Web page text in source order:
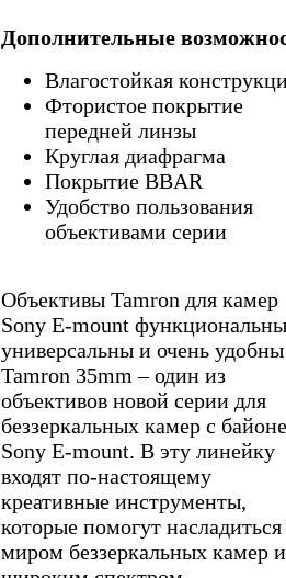
Дополнительные
Влагостойкая
Фтористое покрытие
передней линзы
Круглая диафрагма
Покрытие BBAR
Удобство пользования
объективами серии
Объективы Tamron для камер
Sony E-mount
универсальны и очень
Tamron 35mm – один из
объективов новой серии для
беззеркальных камер с
Sony E-mount. В эту линейку
входят по-настоящему
креативные инструменты,
которые помогут насладиться
миром беззеркальных камер и